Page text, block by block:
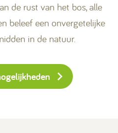
de rust van het bos, alle
beleef een onvergetelijke
in de natuur.